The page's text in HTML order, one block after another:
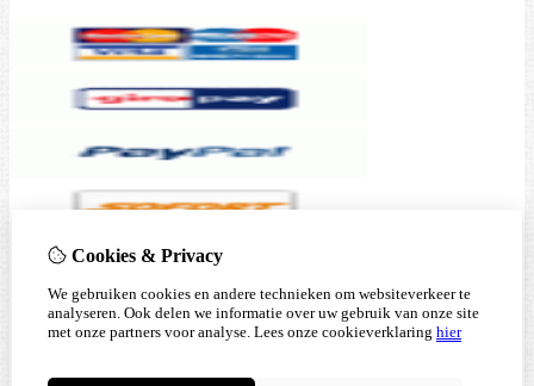
Cookies & Privacy
We gebruiken cookies en andere technieken om websiteverkeer te
analyseren. Ook delen we informatie over uw gebruik van onze site
met onze partners voor analyse. Lees onze cookieverklaring hier